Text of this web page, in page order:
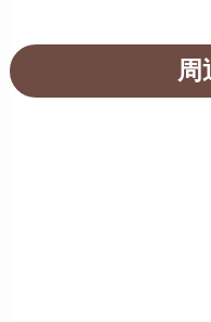
周